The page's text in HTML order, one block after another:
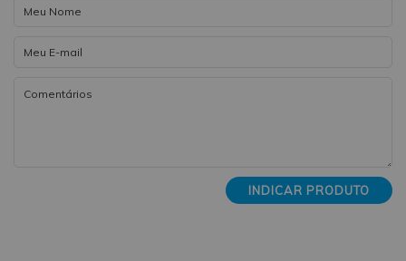
INDICAR PRODUTO